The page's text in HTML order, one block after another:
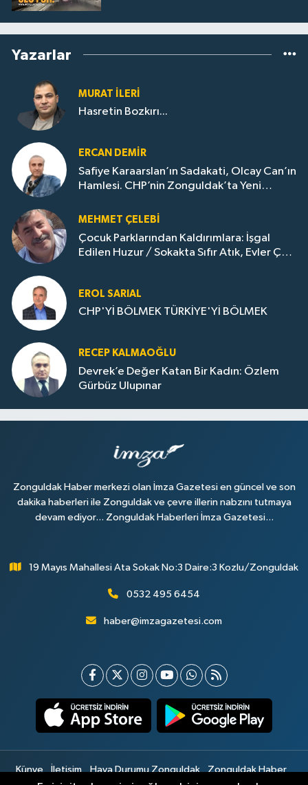
Yazarlar
MURAT İLERI
Hasretin Bozkırı...
ERCAN DEMIR
Safiye Karaarslan’ın Sadakati, Olcay Can’ın
Hamlesi. CHP’nin Zonguldak’ta Yeni
MEHMET ÇELEBI
Çocuk Parklarından Kaldırımlara: İşgal
Edilen Huzur / Sokakta Sıfır Atık, Evler Çöp
EROL SARIAL
CHP'Yİ BÖLMEK TÜRKİYE'Yİ BÖLMEK
RECEP KALMAOĞLU
Devrek’e Değer Katan Bir Kadın: Özlem
Gürbüz Ulupınar
Zonguldak Haber merkezi olan İmza Gazetesi en güncel ve son
dakika haberleri ile Zonguldak ve çevre illerin nabzını tutmaya
devam ediyor... Zonguldak Haberleri İmza Gazetesi...
19 Mayıs Mahallesi Ata Sokak No:3 Daire:3 Kozlu/Zonguldak
0532 495 6454
haber@imzagazetesi.com
Künye İletişim Hava Durumu Zonguldak
Zonguldak Haber